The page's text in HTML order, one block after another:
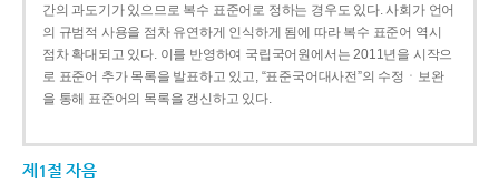
간의 과도기가 있으므로 복수 표준어로 정하는 경우도 있다. 사회가 언어
의 규범적 사용을 점차 유연하게 인식하게 됨에 따라 복수 표준어 역시
점차 확대되고 있다. 이를 반영하여 국립국어원에서는 2011년을 시작으
로 표준어 추가 목록을 발표하고 있고, “표준국어대사전”의 수정ㆍ보완
을 통해 표준어의 목록을 갱신하고 있다.
제1절 자음